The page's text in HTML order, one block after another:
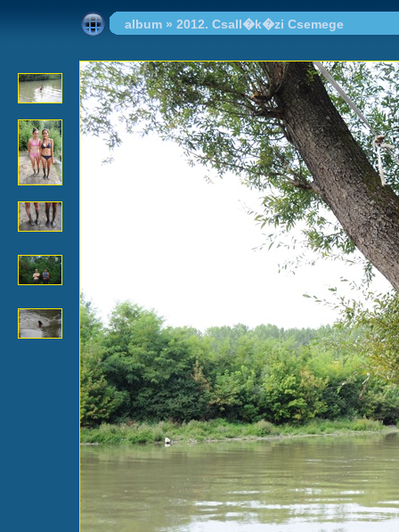
album » 2012. Csall�k�zi Csemege